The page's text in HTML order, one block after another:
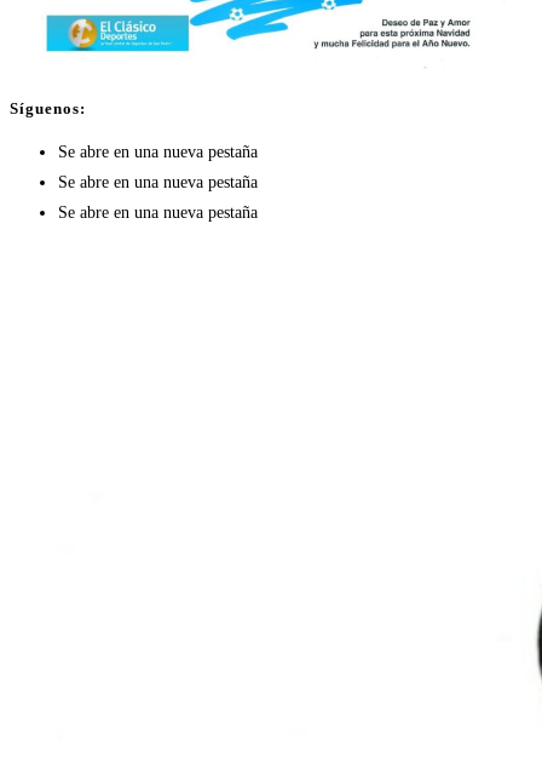
Síguenos:
Se abre en una nueva pestaña
Se abre en una nueva pestaña
Se abre en una nueva pestaña